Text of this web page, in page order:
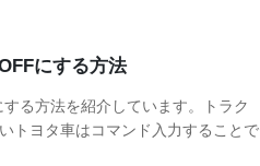
にする方法
る方法を紹介しています。トラク
トヨタ車はコマンド入力することで